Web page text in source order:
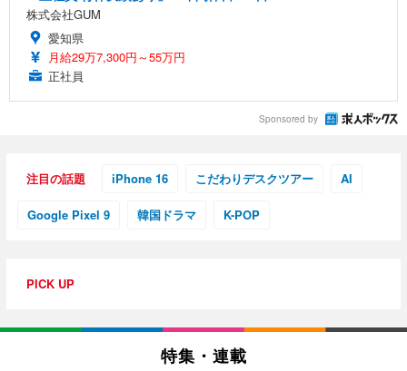
株式会社GUM
愛知県
月給29万7,300円～55万円
正社員
Sponsored by
注目の話題 iPhone 16 こだわりデスクツアー AI
Google Pixel 9 韓国ドラマ K-POP
PICK UP
特集・連載